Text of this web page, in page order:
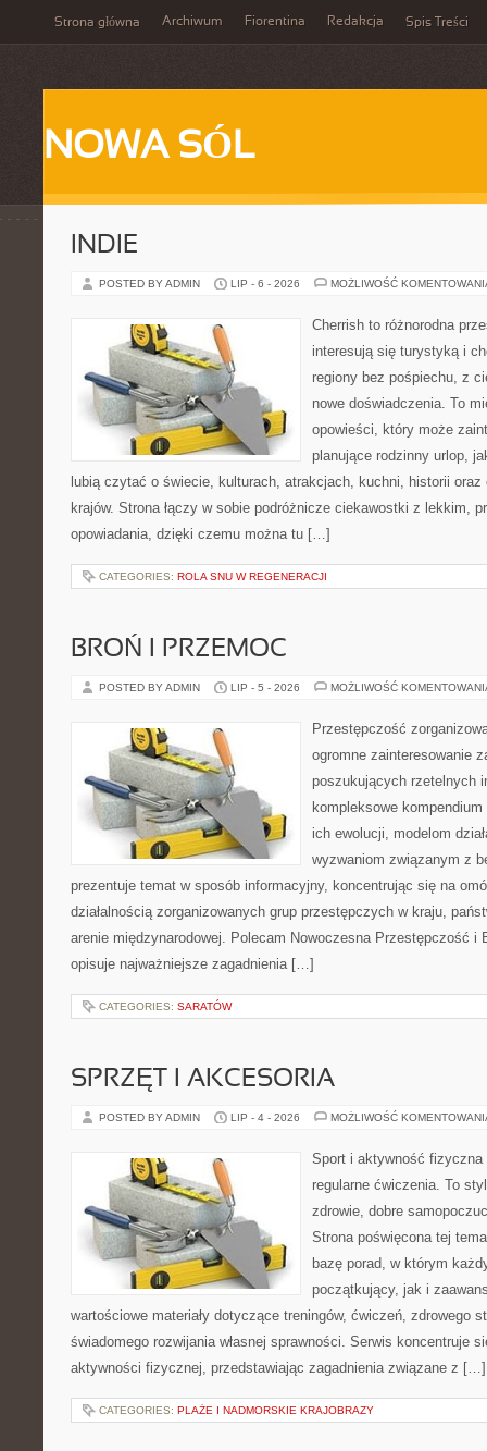
Strona główna Archiwum Fiorentina Redakcja Spis Treści
NOWA SÓL
INDIE
POSTED BY ADMIN LIP - 6 - 2026 MOŻLIWOŚĆ
Cherrish to różnorodna
interesują się turystyką i
regiony bez pośpiechu, z
nowe doświadczenia. To
opowieści, który może
planujące rodzinny urlop,
lubią czytać o świecie, kulturach, atrakcjach, kuchni, historii
krajów. Strona łączy w sobie podróżnicze ciekawostki z lekkim,
opowiadania, dzięki czemu można tu […]
CATEGORIES: ROLA SNU W REGENERACJI
BROŃ I PRZEMOC
POSTED BY ADMIN LIP - 5 - 2026 MOŻLIWOŚĆ
Przestępczość
ogromne zainteresowanie
poszukujących rzetelnych
kompleksowe
ich ewolucji, modelom
wyzwaniom związanym z
prezentuje temat w sposób informacyjny, koncentrując się na
działalnością zorganizowanych grup przestępczych w kraju,
arenie międzynarodowej. Polecam Nowoczesna Przestępczość i
opisuje najważniejsze zagadnienia […]
CATEGORIES: SARATÓW
SPRZĘT I AKCESORIA
POSTED BY ADMIN LIP - 4 - 2026 MOŻLIWOŚĆ
Sport i aktywność
regularne ćwiczenia. To
zdrowie, dobre
Strona poświęcona tej
bazę porad, w którym
początkujący, jak i
wartościowe materiały dotyczące treningów, ćwiczeń, zdrowego
świadomego rozwijania własnej sprawności. Serwis koncentruje
aktywności fizycznej, przedstawiając zagadnienia związane z […]
CATEGORIES: PLAŻE I NADMORSKIE KRAJOBRAZY